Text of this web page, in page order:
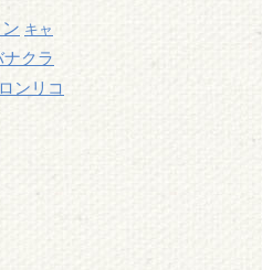
キャ
ナクラ
ロンリコ